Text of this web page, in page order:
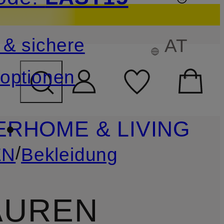
ÜBERSPRINGEN
sichere
AT
HOME & LIVING
/Bekleidung